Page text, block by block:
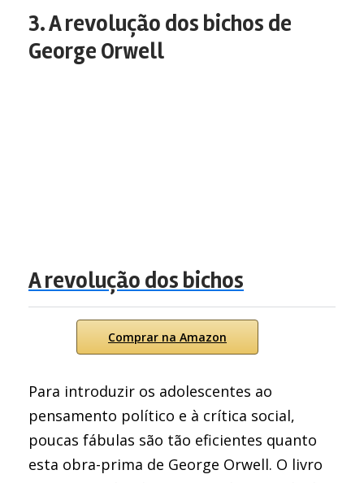
3. A revolução dos bichos de
George Orwell
A revolução dos bichos
Comprar na Amazon
Para introduzir os adolescentes ao
pensamento político e à crítica social,
poucas fábulas são tão eficientes quanto
esta obra-prima de George Orwell. O livro